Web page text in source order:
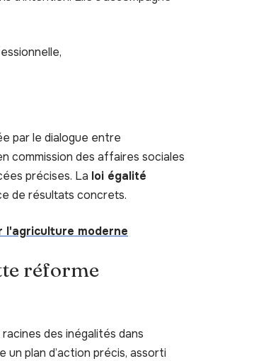
par le dialogue entre
commission des affaires sociales
précises. La loi égalité
de résultats concrets.
l'agriculture moderne
réforme
des inégalités dans
plan d’action précis, assorti